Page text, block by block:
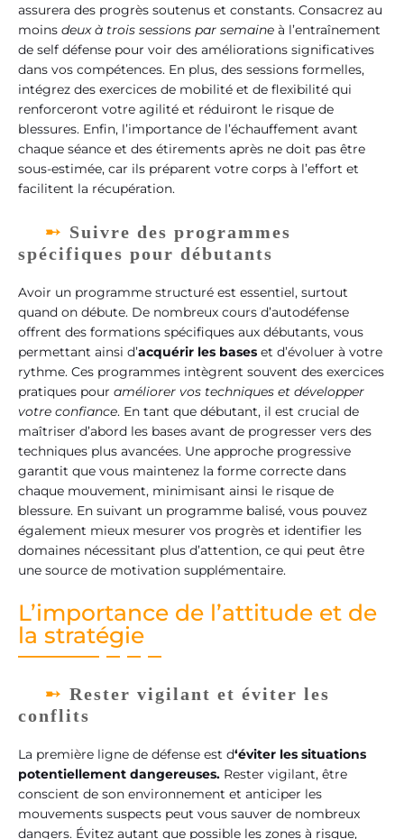
assurera des progrès soutenus et constants. Consacrez au
moins deux à trois sessions par semaine à l’entraînement
de self défense pour voir des améliorations significatives
dans vos compétences. En plus, des sessions formelles,
intégrez des exercices de mobilité et de flexibilité qui
renforceront votre agilité et réduiront le risque de
blessures. Enfin, l’importance de l’échauffement avant
chaque séance et des étirements après ne doit pas être
sous-estimée, car ils préparent votre corps à l’effort et
facilitent la récupération.
Suivre des programmes
spécifiques pour débutants
Avoir un programme structuré est essentiel, surtout
quand on débute. De nombreux cours d’autodéfense
offrent des formations spécifiques aux débutants, vous
permettant ainsi d’acquérir les bases et d’évoluer à votre
rythme. Ces programmes intègrent souvent des exercices
pratiques pour améliorer vos techniques et développer
votre confiance. En tant que débutant, il est crucial de
maîtriser d’abord les bases avant de progresser vers des
techniques plus avancées. Une approche progressive
garantit que vous maintenez la forme correcte dans
chaque mouvement, minimisant ainsi le risque de
blessure. En suivant un programme balisé, vous pouvez
également mieux mesurer vos progrès et identifier les
domaines nécessitant plus d’attention, ce qui peut être
une source de motivation supplémentaire.
L’importance de l’attitude et de
la stratégie
Rester vigilant et éviter les
conflits
La première ligne de défense est d‘éviter les situations
potentiellement dangereuses. Rester vigilant, être
conscient de son environnement et anticiper les
mouvements suspects peut vous sauver de nombreux
dangers. Évitez autant que possible les zones à risque,